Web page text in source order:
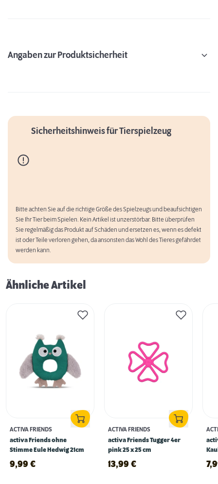
Angaben zur Produktsicherheit
Sicherheitshinweis für Tierspielzeug
Bitte achten Sie auf die richtige Größe des Spielzeugs und beaufsichtigen
Sie Ihr Tier beim Spielen. Kein Artikel ist unzerstörbar. Bitte überprüfen
Sie regelmäßig das Produkt auf Schäden und ersetzen es, wenn es defekt
ist oder Teile verloren gehen, da ansonsten das Wohl des Tieres gefährdet
werden kann.
Ähnliche Artikel
ACTIVA FRIENDS
activa Friends ohne
Stimme Eule Hedwig 21cm
9,99 €
ACTIVA FRIENDS
activa Friends Tugger 4er
pink 25 x 25 cm
13,99 €